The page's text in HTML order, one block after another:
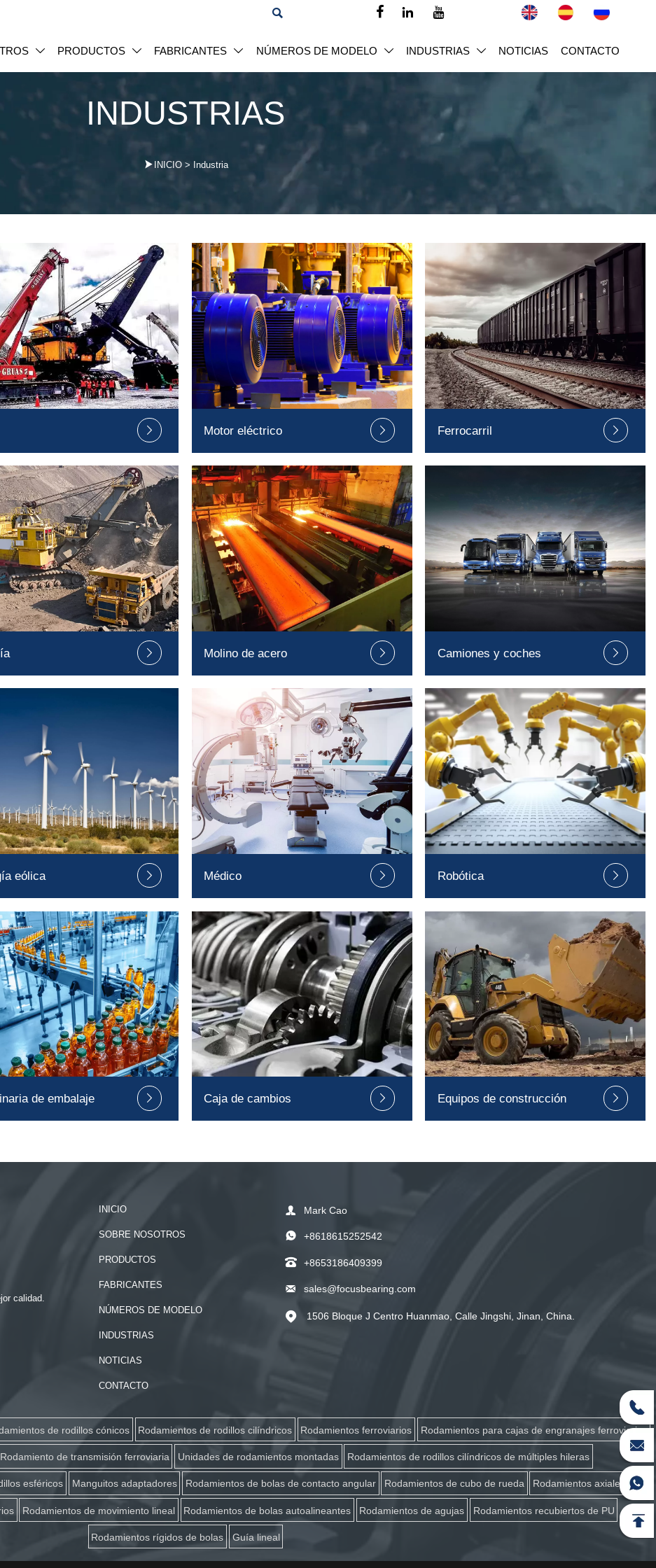
INDUSTRIAS
 INICIO> Industria
 Motor eléctrico  Ferrocarril 
 Molino de acero  Camiones y coches 
eólica  Médico  Robótica 
de embalaje  Caja de cambios  Equipos de construcción 
calidad.
INICIO
SOBRE NOSOTROS
PRODUCTOS
FABRICANTES
NÚMEROS DE MODELO
INDUSTRIAS
NOTICIAS
CONTACTO
 Mark Cao
 +8618615252542
 +8653186409399
 sales@focusbearing.com
 1506 Bloque J Centro Huanmao, Calle Jingshi, Jinan, China.
de rodillos cónicos Rodamientos de rodillos cilíndricos Rodamientos ferroviarios Rodamientos para cajas de engranajes ferroviarias
Rodamiento de transmisión ferroviaria Unidades de rodamientos montadas Rodamientos de rodillos cilíndricos de múltiples hileras
esféricos Manguitos adaptadores Rodamientos de bolas de contacto angular Rodamientos de cubo de rueda Rodamientos axiales
Rodamientos de movimiento lineal Rodamientos de bolas autoalineantes Rodamientos de agujas Rodamientos recubiertos de PU
Rodamientos rígidos de bolas Guía lineal
   
 PRODUCTOS  FABRICANTES  NÚMEROS DE MODELO  INDUSTRIAS  NOTICIAS CONTACTO